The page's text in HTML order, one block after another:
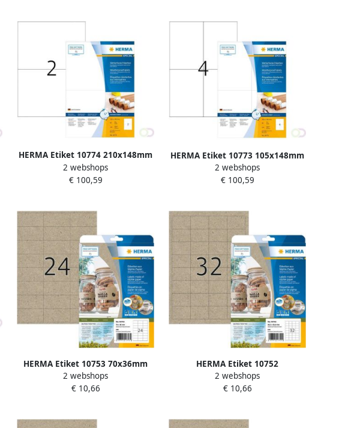
HERMA Etiket 10774 210x148mm
weerbestendig wit 160stuks
2 webshops
€ 100,59
HERMA Etiket 10773 105x148mm
weerbestendig wit 320stuks
2 webshops
€ 100,59
HERMA Etiket 10753 70x36mm
silphie bruin 480 stuks
2 webshops
€ 10,66
HERMA Etiket 10752
48.3x33.8mm silphie bruin 640
stuks
2 webshops
€ 10,66